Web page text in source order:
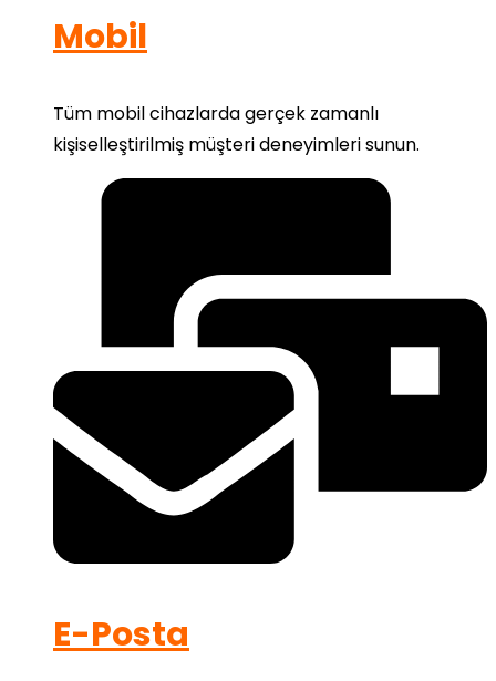
Mobil
Tüm mobil cihazlarda gerçek zamanlı
kişiselleştirilmiş müşteri deneyimleri sunun.
E-Posta